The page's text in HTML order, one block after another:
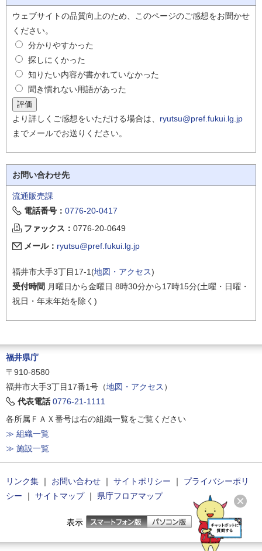
ウェブサイトの品質向上のため、このページのご感想をお聞かせ
ください。
分かりやすかった
探しにくかった
知りたい内容が書かれていなかった
聞き慣れない用語があった
より詳しくご感想をいただける場合は、 ryutsu@pref.fukui.lg.jp
までメールでお送りください。
お問い合わせ先
流通販売課
電話番号： 0776-20-0417
ファックス： 0776-20-0649
メール： ryutsu@pref.fukui.lg.jp
福井市大手3丁目17-1(地図・アクセス)
受付時間 月曜日から金曜日 8時30分から17時15分(土曜・日曜・
祝日・年末年始を除く)
福井県庁
〒910-8580
福井市大手3丁目17番1号（地図・アクセス ）
代表電話 0776-21-1111
各所属ＦＡＸ番号は右の組織一覧をご覧ください
≫ 組織一覧
≫ 施設一覧
リンク集 ｜ お問い合わせ ｜ サイトポリシー ｜
プライバシーポリ
シー ｜ サイトマップ｜ 県庁フロアマップ
表示